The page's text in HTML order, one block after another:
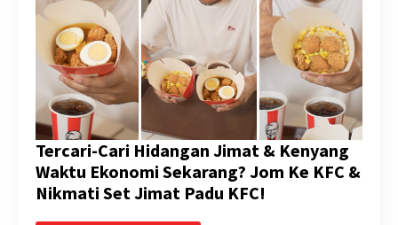
Tercari-Cari Hidangan Jimat & Kenyang
Waktu Ekonomi Sekarang? Jom Ke KFC &
Nikmati Set Jimat Padu KFC!